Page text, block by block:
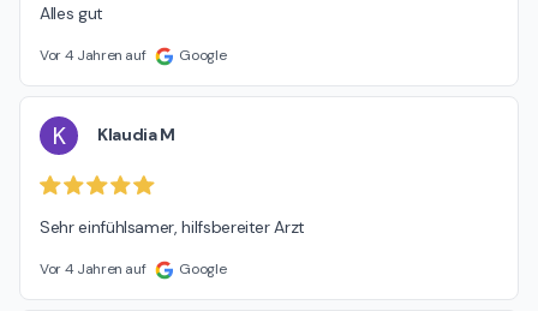
Alles gut
Vor 4 Jahren auf Google
K Klaudia M
Sehr einfühlsamer, hilfsbereiter Arzt
Vor 4 Jahren auf Google